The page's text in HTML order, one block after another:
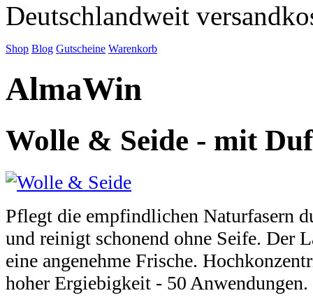
Deutschlandweit
Shop Blog Gutscheine Warenkorb
AlmaWin
Wolle & Seide - mit
Pflegt die empfindlichen Naturfasern
und reinigt schonend ohne Seife. Der
eine angenehme Frische.
hoher Ergiebigkeit - 50 Anwendungen.